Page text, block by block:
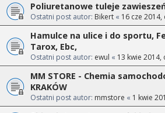
Poliuretanowe tuleje zawieszeń
Ostatni post autor: Bikert « 16 cze 2014,
Hamulce na ulice i do sportu,
Tarox, Ebc,
Ostatni post autor: ewul « 13 kwie 2014,
MM STORE - Chemia
KRAKÓW
Ostatni post autor: mmstore « 1 kwie